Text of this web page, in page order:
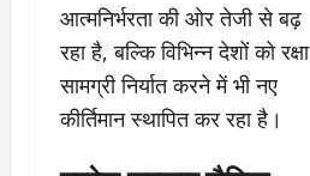
आत्मनिर्भरता की ओर तेजी से बढ़
रहा है, बल्कि विभिन्न देशों को रक्षा
सामग्री निर्यात करने में भी नए
कीर्तिमान स्थापित कर रहा है।